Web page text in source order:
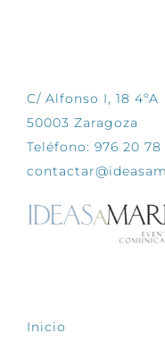
C/ Alfonso I, 18 4ºA
50003 Zaragoza
Teléfono: 976 20 78
Inicio